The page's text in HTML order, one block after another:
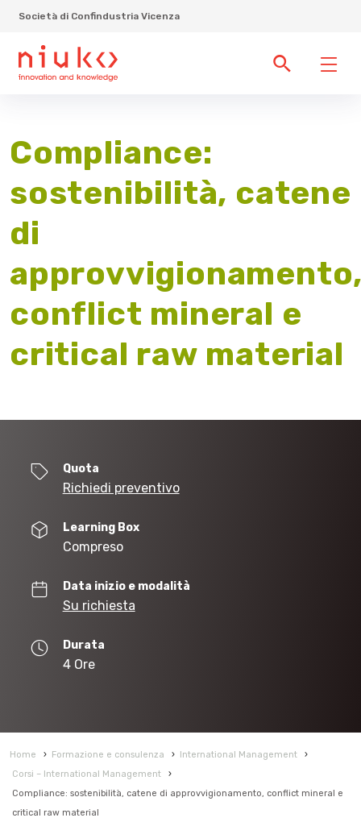
Società di Confindustria Vicenza
Compliance:
sostenibilità, catene
di
conflict mineral e
critical raw material
Quota
Richiedi preventivo
Learning Box
Compreso
Data inizio e modalità
Su richiesta
Durata
4 Ore
Home › Formazione e consulenza › International Management
›
Corsi – International Management
›
Compliance: sostenibilità, catene di approvvigionamento, conflict mineral e
critical raw material